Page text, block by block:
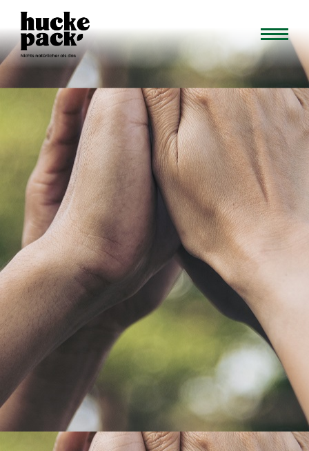
TISCHRESERVIEREN
SELBSTERNTE
ERNTEPLAN
ABLAUFPLAN
UNSER NASCHKATZENKONZEPT
ERLEBNISPAUSCHALE
NATURSPIELWIESE / BAUERNHOF-CAFE